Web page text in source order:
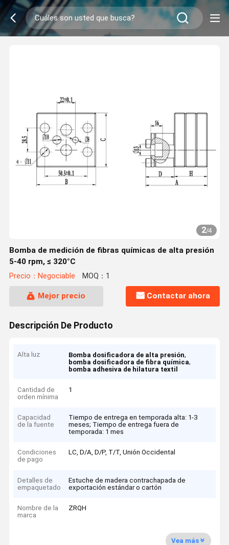
2/4
Bomba de medición de fibras químicas de alta presión
5-40 rpm, ≤ 320°C
Precio：Negociable MOQ：1
Mejor precio Contactar ahora
Descripción De Producto
Alta luz Bomba dosificadora de alta presión,
bomba dosificadora de fibra química,
bomba adhesiva de hilatura textil
Cantidad de
orden mínima
1
Capacidad
de la fuente
Tiempo de entrega en temporada alta: 1-3
meses; Tiempo de entrega fuera de
temporada: 1 mes
Condiciones
de pago
LC, D/A, D/P, T/T, Unión Occidental
Detalles de
empaquetado
Estuche de madera contrachapada de
exportación estándar o cartón
Nombre de la
marca
ZRQH
Vea más